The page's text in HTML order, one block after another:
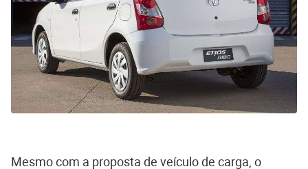
Mesmo com a proposta de veículo de carga, o